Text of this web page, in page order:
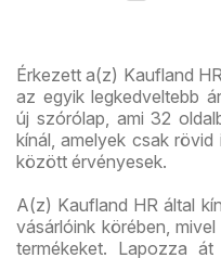
Érkezett a(z) Kaufland
az egyik legkedveltebb
új szórólap, ami 32
kínál, amelyek csak
között érvényesek.
A(z) Kaufland HR által
vásárlóink körében,
termékeket. Lapozza